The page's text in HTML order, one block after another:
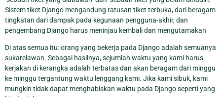
Sistem tiket Django mengandung ratusan tiket terbuka, dari beragam
tingkatan dari dampak pada kegunaan pengguna-akhir, dan
pengembang Django harus meninjau kembali dan mengutamakan
Di atas semua itu: orang yang bekerja pada Django adalah semuanya
sukarelawan. Sebagai hasilnya, sejumlah waktu yang kami harus
kerjakan di kerangka adalah terbatas dan akan beragam dari minggu
ke minggu tergantung waktu lenggang kami. Jika kami sibuk, kami
mungkin tidak dapat menghabiskan waktu pada Django seperti yang